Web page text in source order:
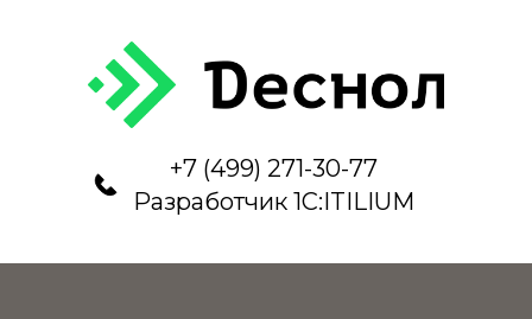
+7 (499) 271-30-77
Разработчик 1С:ITILIUM